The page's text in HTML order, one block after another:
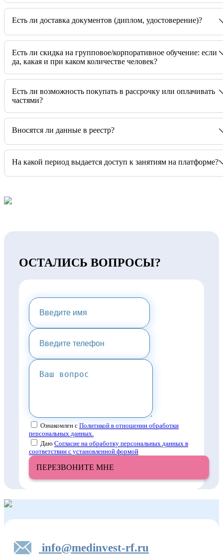
Есть ли доставка документов (диплом, удостоверение)?
Есть ли скидка на групповое/корпоративное обучение: если
да, какая и при каком количестве человек?
Есть ли возможность покупать в рассрочку или оплачивать
частями?
Вносятся ли данные в реестр?
На какой период выдается доступ к занятиям на платформе?
ОСТАЛИСЬ ВОПРОСЫ?
ПРЕДОСТАВИМ ВАМ
КОНСУЛЬТАЦИЮ
Ознакомлен с Политикой в отношении обработки
персональных данных.
Даю Согласие на обработку персональных данных в
соответствии с установленной формой
ПЕРЕЗВОНИТЕ МНЕ
info@medinvest-rf.ru